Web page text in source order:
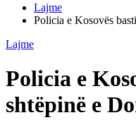
Lajme
Policia e Kosovës
Lajme
Policia e
shtëpinë e